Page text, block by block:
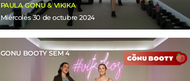
PAULA GONU & VIKIKA
miércoles 30deoctubre 2024
GONU BOOTY SEM 4